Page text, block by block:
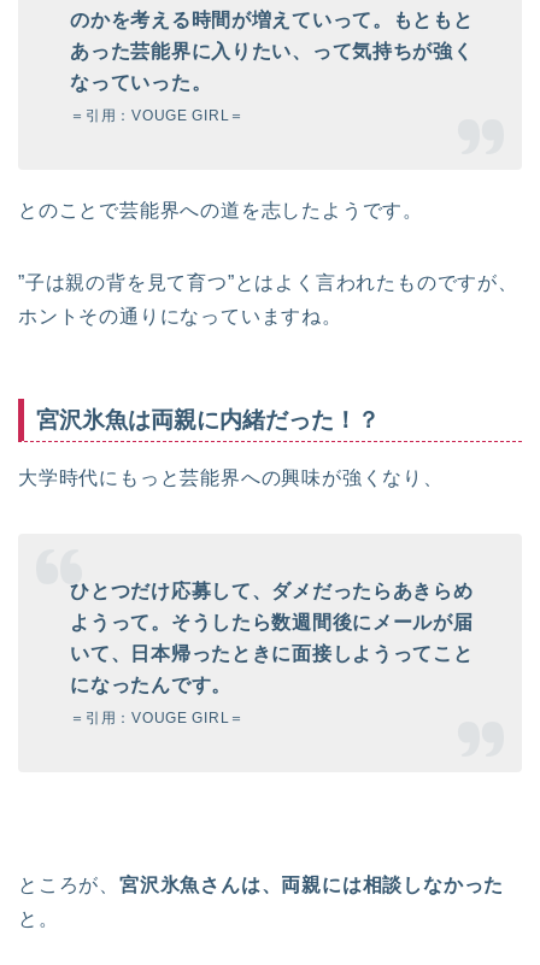
のかを考える時間が増えていって。
もともと
あった芸能界に入りたい、って気持ちが強く
なっていった。
＝引用：VOUGE GIRL＝
とのことで芸能界への道を志したようです。
”子は親の背を見て育つ”とはよく言われたものですが、
ホントその通りになっていますね。
宮沢氷魚は両親に内緒だった！？
大学時代にもっと芸能界への興味が強くなり、
ひとつだけ応募して、ダメだったらあきらめ
ようって。 そうしたら数週間後にメールが届
いて、日本帰ったときに面接しようって こと
になったんです。
＝引用：VOUGE GIRL＝
ところが、 宮沢氷魚さんは、両親には相談しなかった
と。